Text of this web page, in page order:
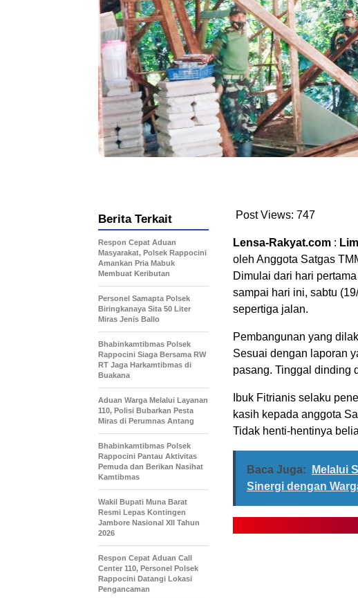
Post Views: 747
Lensa-Rakyat.com :
oleh Anggota Satgas
Dimulai dari hari
sampai hari ini, sabtu
sepertiga jalan.
Pembangunan yang
Sesuai dengan laporan
pasang. Tinggal dinding
Ibuk Fitrianis selaku
kasih kepada anggota
Tidak henti-hentinya
Baca Juga:
Melalui
Sinergi dengan
Berita Terkait
Respon Cepat Aduan
Masyarakat, Polsek Rappocini
Amankan Pria Mabuk
Membuat Keributan
Personel Samapta Polsek
Biringkanaya Sita 50 Liter
Miras Jenis Ballo
Bhabinkamtibmas Polsek
Rappocini Siaga Bersama RW
RT Jaga Harkamtibmas di
Buakana
Aduan Warga Melalui Layanan
110, Polisi Bubarkan Pesta
Miras di Perumnas Antang
Bhabinkamtibmas Polsek
Rappocini Pantau Aktivitas
Pemuda dan Berikan Nasihat
Kamtibmas
Wakil Bupati Muna Barat
Resmi Lepas Kontingen
Jambore Nasional XII Tahun
2026
Respon Cepat Aduan Call
Center 110, Personel Polsek
Rappocini Datangi Lokasi
Pengancaman